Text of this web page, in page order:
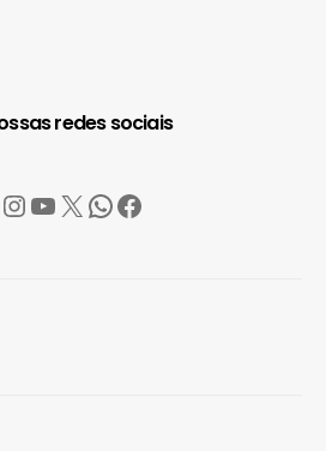
redes sociais
Instagram
YouTube
X WhatsApp
Facebook